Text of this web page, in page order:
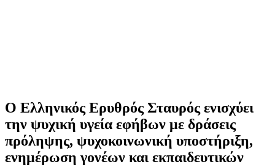
Ο Ελληνικός Ερυθρός Σταυρός ενισχύει
την ψυχική υγεία εφήβων με δράσεις
πρόληψης, ψυχοκοινωνική υποστήριξη,
ενημέρωση γονέων και εκπαιδευτικών